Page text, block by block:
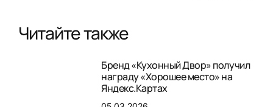
Читайте также
Бренд «Кухонный Двор» получил
награду «Хорошее место» на
Яндекс.Картах